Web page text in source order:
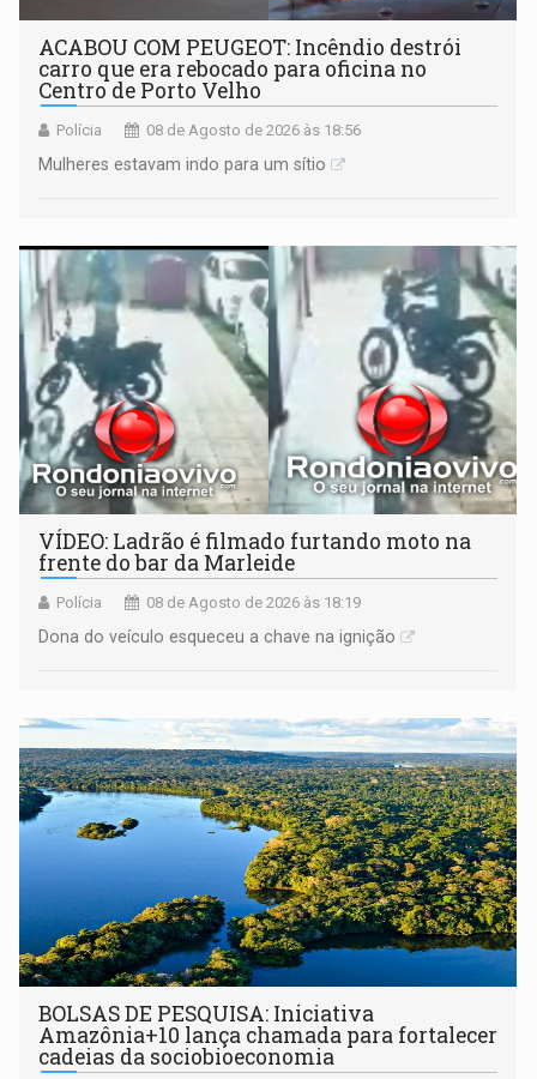
ACABOU COM PEUGEOT: Incêndio destrói
carro que era rebocado para oficina no
Centro de Porto Velho
Polícia 08 de Agosto de 2026 às 18:56
Mulheres estavam indo para um sítio
VÍDEO: Ladrão é filmado furtando moto na
frente do bar da Marleide
Polícia 08 de Agosto de 2026 às 18:19
Dona do veículo esqueceu a chave na ignição
BOLSAS DE PESQUISA: Iniciativa
Amazônia+10 lança chamada para fortalecer
cadeias da sociobioeconomia